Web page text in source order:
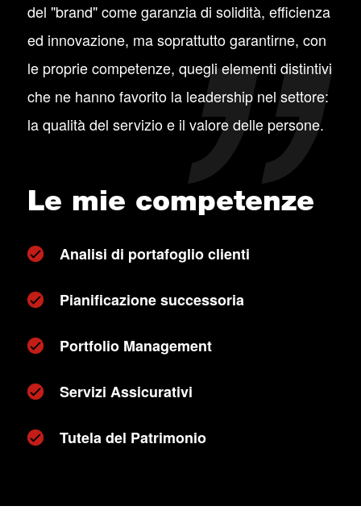
del "brand" come garanzia di solidità, efficienza
ed innovazione, ma soprattutto garantirne, con
le proprie competenze, quegli elementi distintivi
che ne hanno favorito la leadership nel settore:
la qualità del servizio e il valore delle persone.
Le mie competenze
Analisi di portafoglio clienti
Pianificazione successoria
Portfolio Management
Servizi Assicurativi
Tutela del Patrimonio